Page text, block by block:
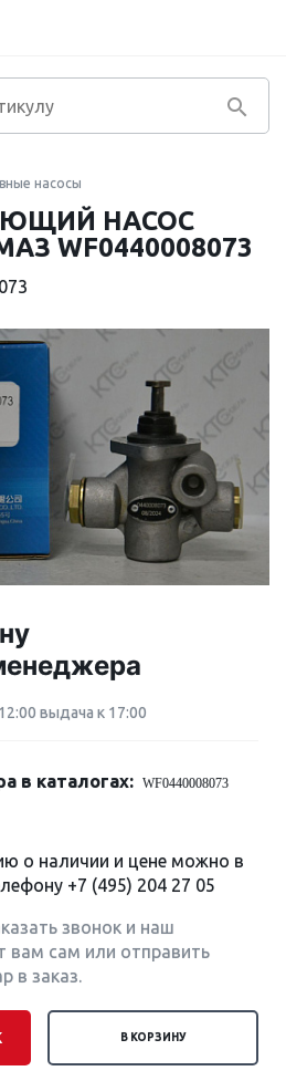
насосы
НАСОС
WF0440008073
выдача к 17:00
в каталогах: WF0440008073
о наличии и цене можно в
+7 (495) 204 27 05
звонок и наш
вам сам или отправить
в заказ.
В КОРЗИНУ